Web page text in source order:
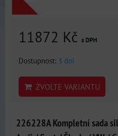
11872 Kč s DPH
Dostupnost: 3 dni
ZVOLTE VARIANTU
226228A Kompletní sada